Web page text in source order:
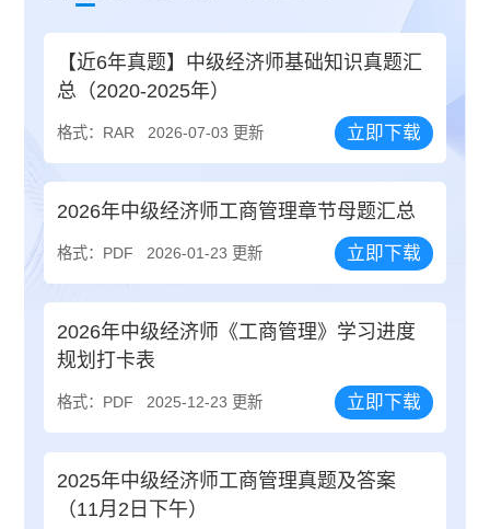
【近6年真题】中级经济师基础知识真题汇
总（2020-2025年）
格式：RAR 2026-07-03 更新 立即下载
2026年中级经济师工商管理章节母题汇总
格式：PDF 2026-01-23 更新 立即下载
2026年中级经济师《工商管理》学习进度
规划打卡表
格式：PDF 2025-12-23 更新 立即下载
2025年中级经济师工商管理真题及答案
（11月2日下午）